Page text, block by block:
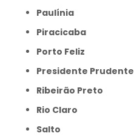
Paulínia
Piracicaba
Porto Feliz
Presidente Prudente
Ribeirão Preto
Rio Claro
Salto